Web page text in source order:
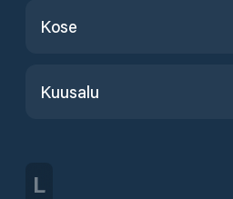
Kose
Kuusalu
L